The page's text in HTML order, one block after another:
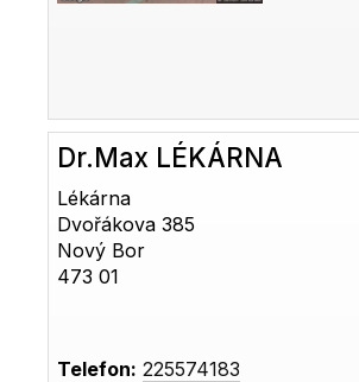
Dr.Max LÉKÁRNA
Lékárna
Dvořákova 385
Nový Bor
473 01
Telefon: 225574183